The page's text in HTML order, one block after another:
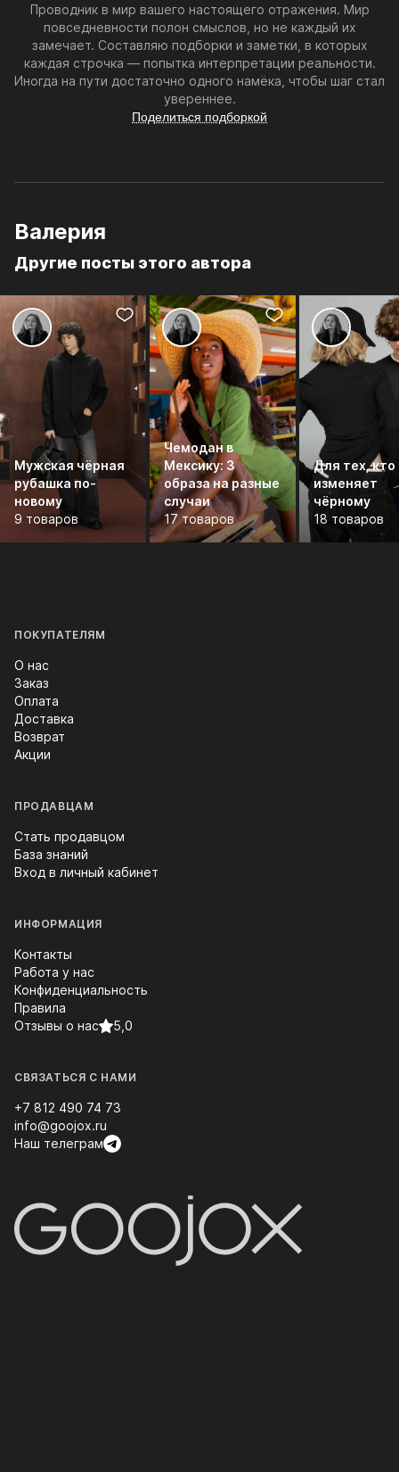
Проводник в мир вашего настоящего отражения. Мир
повседневности полон смыслов, но не каждый их
замечает. Составляю подборки и заметки, в которых
каждая строчка — попытка интерпретации реальности.
Иногда на пути достаточно одного намёка, чтобы шаг стал
увереннее.
Поделиться подборкой
Валерия
Другие посты этого автора
Мужская чёрная
рубашка по-
новому
9 товаров
Чемодан в
Мексику: 3
образа на разные
случаи
17 товаров
Для тех, кто
изменяет
чёрному
18 товаров
ПОКУПАТЕЛЯМ
О нас
Заказ
Оплата
Доставка
Возврат
Акции
ПРОДАВЦАМ
Стать продавцом
База знаний
Вход в личный кабинет
ИНФОРМАЦИЯ
Контакты
Работа у нас
Конфиденциальность
Правила
Отзывы о нас
5,0
СВЯЗАТЬСЯ С НАМИ
+7 812 490 74 73
info@goojox.ru
Наш телеграм